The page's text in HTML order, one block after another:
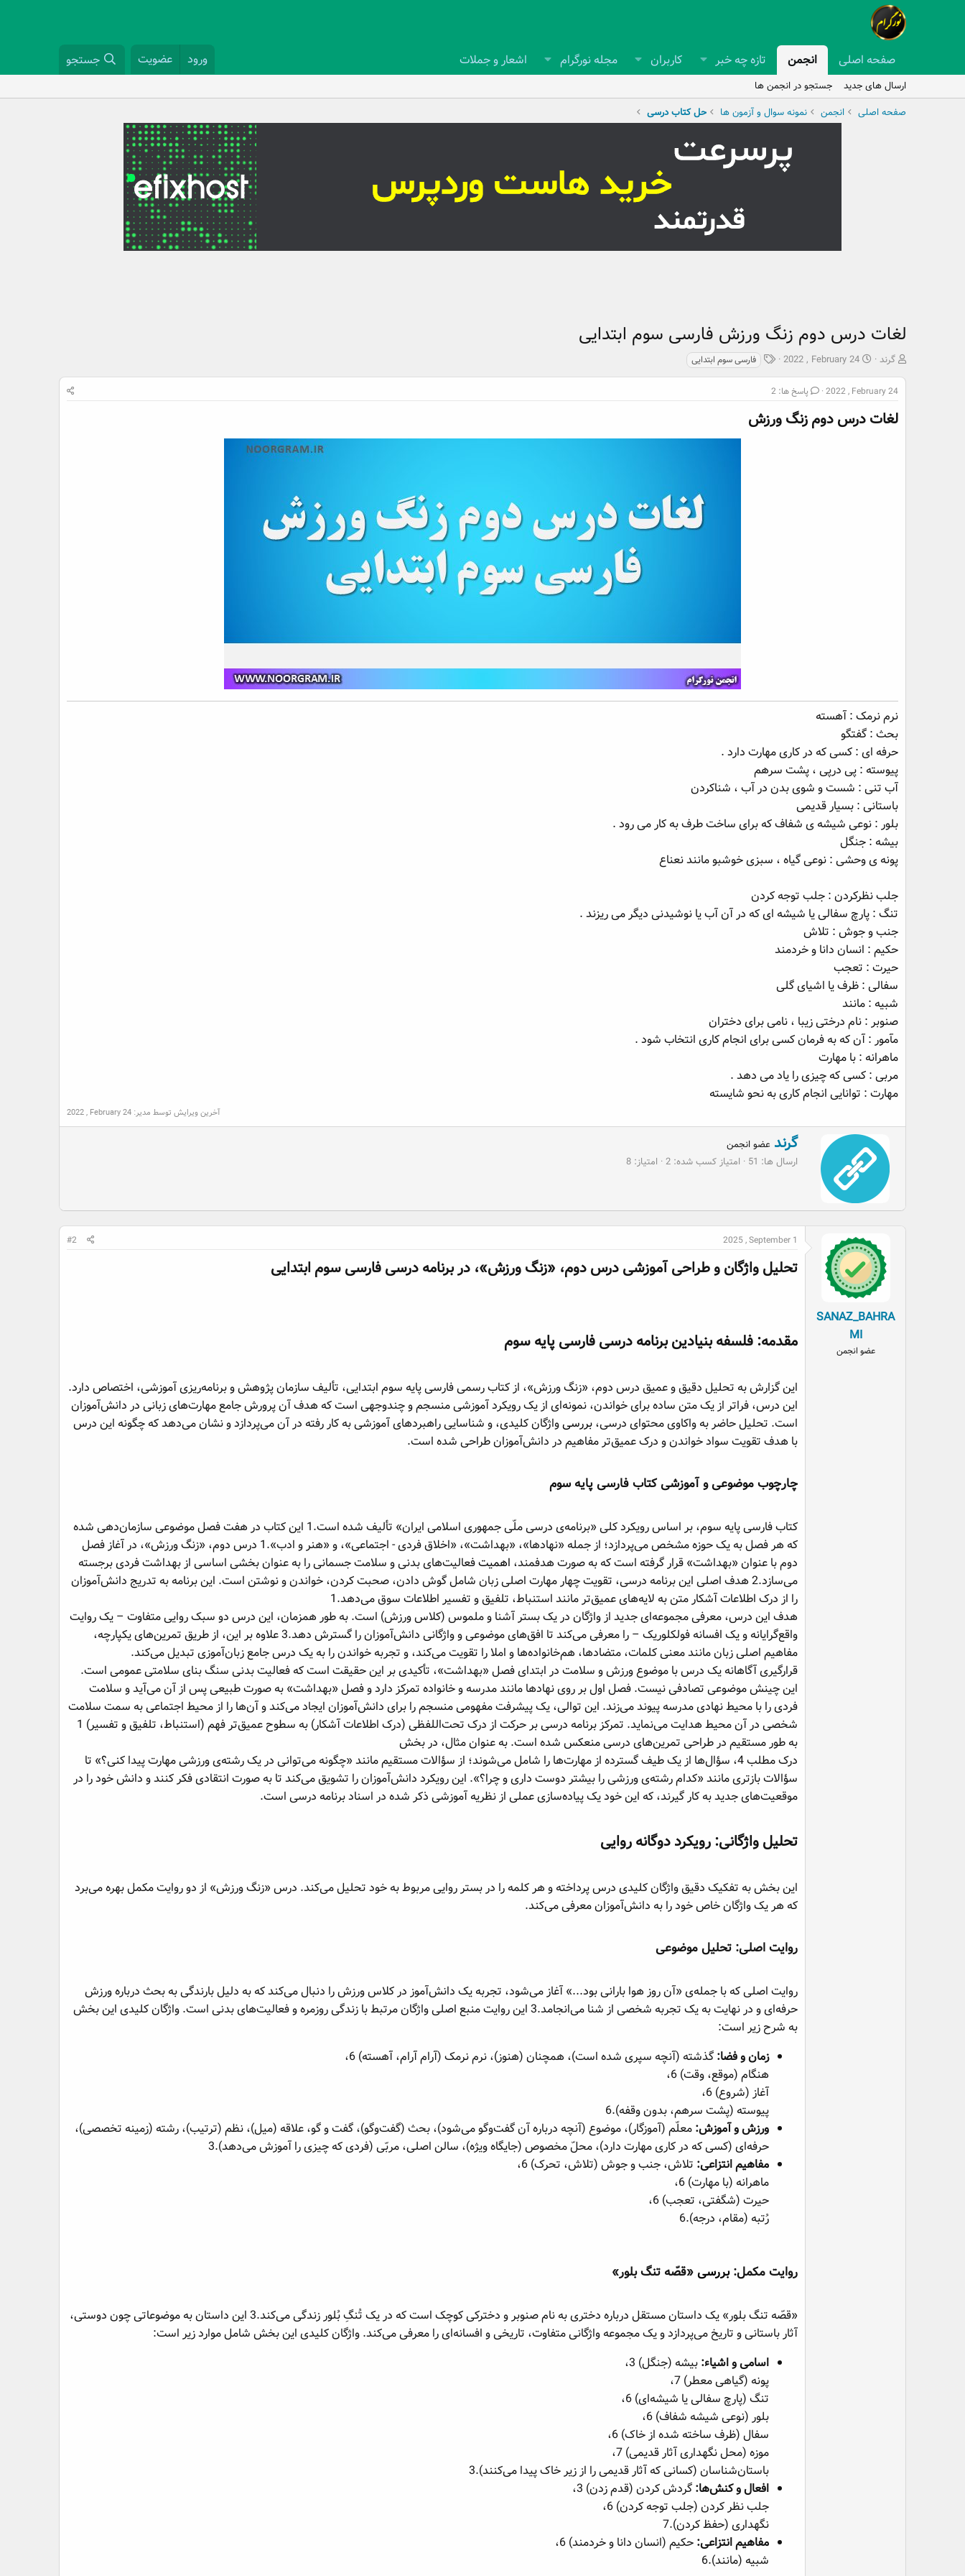
صفحه اصلی انجمن تازه چه خبر کاربران مجله نورگرام اشعار و جملات ورود عضویت جستجو
ارسال های جدید
جستجو در انجمن ها
صفحه اصلی
انجمن نمونه سوال و آزمون ها حل کتاب درسی
لغات درس دوم زنگ ورزش فارسی سوم ابتدایی
ش
و
ک
گرند
ت
ر
خ
ش
2022 , February 24
ب
پ
ه
فارسی سوم ابتدایی
2022 , February 24 پاسخ ها: 2
لغات درس دوم زنگ ورزش​
نرم نرمک : آهسته
بحث : گفتگو
حرفه ای : کسی که در کاری مهارت دارد .
پیوسته : پی درپی ، پشت سرهم
آب تنی : شست و شوی بدن در آب ، شناکردن
باستانی : بسیار قدیمی
بلور : نوعی شیشه ی شفاف که برای ساخت طرف به کار می رود .
بیشه : جنگل
پونه ی وحشی : نوعی گیاه ، سبزی خوشبو مانند نعناع
جلب نظرکردن : جلب توجه کردن
تنگ : پارچ سفالی یا شیشه ای که در آن آب یا نوشیدنی دیگر می ریزند .
جنب و جوش : تلاش
حکیم : انسان دانا و خردمند
حیرت : تعجب
سفالی : ظرف یا اشیای گلی
شبیه : مانند
صنوبر : نام درختی زیبا ، نامی برای دختران
مآمور : آن که به فرمان کسی برای انجام کاری انتخاب شود .
ماهرانه : با مهارت
مربی : کسی که چیزی را یاد می دهد .
مهارت : توانایی انجام کاری به نحو شایسته
آخرین ویرایش توسط مدیر: 2022 , February 24
W
i
e
n
b
گرند عضو انجمن
ارسال ها 51 امتیاز کسب شده 2 امتیاز 8
SANAZ_BAHRA
MI
عضو انجمن
2025 , September 1
#2
تحلیل واژگان و طراحی آموزشی درس دوم، «زنگ ورزش»، در برنامه درسی فارسی سوم ابتدایی​
مقدمه: فلسفه بنیادین برنامه درسی فارسی پایه سوم​
این گزارش به تحلیل دقیق و عمیق درس دوم، «زنگ ورزش»، از کتاب رسمی فارسی پایه سوم ابتدایی، تألیف سازمان پژوهش و برنامه‌ریزی آموزشی، اختصاص دارد.
این درس، فراتر از یک متن ساده برای خواندن، نمونه‌ای از یک رویکرد آموزشی منسجم و چندوجهی است که هدف آن پرورش جامع مهارت‌های زبانی در دانش‌آموزان
است. تحلیل حاضر به واکاوی محتوای درسی، بررسیواژگان کلیدی، و شناسایی راهبردهای آموزشی به کار رفته در آن می‌پردازد و نشان می‌دهد که چگونه این درس
با هدف تقویت سواد خواندن و درک عمیق‌تر مفاهیم در دانش‌آموزان طراحی شده است.
چارچوب موضوعی و آموزشی کتاب فارسی پایه سوم​
کتاب فارسی پایه سوم، بر اساس رویکرد کلی «برنامه‌ی درسی ملّی جمهوری اسلامی ایران» تألیف شده است.1 این کتاب در هفت فصل موضوعی سازمان‌دهی شده
که هر فصل به یک حوزه مشخص می‌پردازد؛ از جمله «نهادها»، «بهداشت»، «اخلاق فردی - اجتماعی»، و «هنر و ادب».1 درس دوم، «زنگ ورزش»، در آغاز فصل
دوم با عنوان «بهداشت» قرار گرفته است که به صورت هدفمند، اهمیتفعالیت‌های بدنی و سلامت جسمانی را به عنوان بخشی اساسی از بهداشت فردی برجسته
می‌سازد.2 هدف اصلی این برنامه درسی، تقویت چهار مهارت اصلی زبان شامل گوش دادن، صحبت کردن، خواندن و نوشتن است. این برنامه به تدریج دانش‌آموزان
را از درک اطلاعات آشکار متن به لایه‌های عمیق‌تر مانند استنباط، تلفیق و تفسیر اطلاعات سوق می‌دهد.1
هدف این درس، معرفی مجموعه‌ای جدید از واژگان در یک بستر آشنا و ملموس (کلاس ورزش) است. به طور همزمان، این درس دو سبک روایی متفاوت – یک روایت
واقع‌گرایانه و یک افسانه فولکلوریک – را معرفی می‌کند تا افق‌های موضوعی و واژگانی دانش‌آموزان را گسترش دهد.3 علاوه بر این، از طریق تمرین‌های یکپارچه،
مفاهیم اصلی زبان مانند معنی کلمات، متضادها، هم‌خانواده‌ها و املا را تقویت می‌کند، و تجربه خواندن را به یک درس جامع زبان‌آموزی تبدیل می‌کند.
قرارگیری آگاهانه یک درس با موضوع ورزش و سلامت در ابتدای فصل «بهداشت»، تأکیدی بر این حقیقت است که فعالیت بدنی سنگ بنای سلامتی عمومی است.
این چینش موضوعی تصادفی نیست. فصل اول بر روی نهادها مانند مدرسه و خانواده تمرکز دارد و فصل «بهداشت» به صورت طبیعی پس از آن می‌آید و سلامت
فردی را با محیط نهادی مدرسه پیوند می‌زند. این توالی، یک پیشرفت مفهومی منسجم را برای دانش‌آموزان ایجاد می‌کند و آن‌ها را از محیط اجتماعی به سمت سلامت
شخصی در آن محیط هدایت می‌نماید. تمرکز برنامه درسی بر حرکت از درک تحت‌اللفظی (درک اطلاعات آشکار) به سطوح عمیق‌تر فهم (استنباط، تلفیق و تفسیر) 1
به طور مستقیم در طراحی تمرین‌های درسی منعکس شده است. به عنوان مثال، در بخش
درک مطلب 4، سؤال‌ها از یک طیف گسترده از مهارت‌ها را شامل می‌شوند؛ از سؤالات مستقیم مانند «چگونه می‌توانی در یک رشته‌ی ورزشی مهارت پیدا کنی؟» تا
سؤالات بازتری مانند «کدام رشته‌ی ورزشی را بیشتر دوست داری و چرا؟». این رویکرد دانش‌آموزان را تشویق می‌کند تا به صورت انتقادی فکر کنند و دانش خود را در
موقعیت‌های جدید به کار گیرند، که این خود یک پیاده‌سازی عملی از نظریه آموزشی ذکر شده در اسناد برنامه درسی است.
تحلیل واژگانی: رویکرد دوگانه روایی​
این بخش به تفکیک دقیق واژگان کلیدی درس پرداخته و هر کلمه را در بستر روایی مربوط به خود تحلیل می‌کند. درس «زنگ ورزش» از دو روایت مکمل بهره می‌برد
که هر یک واژگان خاص خود را به دانش‌آموزان معرفی می‌کند.
روایت اصلی: تحلیل موضوعی​
روایت اصلی که با جمله‌ی «آن روز هوا بارانی بود...» آغاز می‌شود، تجربه یک دانش‌آموز در کلاس ورزش را دنبال می‌کند که به دلیل بارندگی به بحث درباره ورزش
حرفه‌ای و در نهایت به یک تجربه شخصی از شنا می‌انجامد.3 این روایت منبع اصلی واژگان مرتبط با زندگی روزمره و فعالیت‌های بدنی است. واژگان کلیدی این بخش
به شرح زیر است:
زمان و فضا: گذشته (آنچه سپری شده است)، همچنان (هنوز)، نرم نرمک (آرام آرام، آهسته) 6،
هنگام (موقع، وقت) 6،
آغاز (شروع) 6،
پیوسته (پشت سرهم، بدون وقفه).6
ورزش و آموزش: معلّم (آموزگار)، موضوع (آنچه درباره آن گفت‌وگو می‌شود)، بحث (گفت‌وگو)، گفت و گو، علاقه (میل)، نظم (ترتیب)، رشته (زمینه تخصصی)،
حرفه‌ای (کسی که در کاری مهارت دارد)، محلّ مخصوص (جایگاه ویژه)، سالن اصلی، مربّی (فردی که چیزی را آموزش می‌دهد).3
مفاهیم انتزاعی: تلاش، جنب و جوش (تلاش، تحرک) 6،
ماهرانه (با مهارت) 6،
حیرت (شگفتی، تعجب) 6،
رُتبه (مقام، درجه).6
روایت مکمل:بررسی«قصّه تنگ بلور»​
«قصّه تنگ بلور» یک داستان مستقل درباره دختری به نام صنوبر و دخترکی کوچک است که در یک تُنگِ بُلور زندگی می‌کند.3 این داستان به موضوعاتی چون دوستی،
آثار باستانی و تاریخ می‌پردازد و یک مجموعه واژگانی متفاوت، تاریخی و افسانه‌ای را معرفی می‌کند. واژگان کلیدی این بخش شامل موارد زیر است:
اسامی و اشیاء: بیشه (جنگل) 3،
پونه (گیاهی معطر) 7،
تنگ (پارچ سفالی یا شیشه‌ای) 6،
بلور (نوعی شیشه شفاف) 6،
سفال (ظرف ساخته شده از خاک) 6،
موزه (محل نگهداری آثار قدیمی) 7،
باستان‌شناسان (کسانی که آثار قدیمی را از زیر خاک پیدا می‌کنند).3
افعال و کنش‌ها: گردش کردن (قدم زدن) 3،
جلب نظر کردن (جلب توجه کردن) 6،
نگهداری (حفظ کردن).7
مفاهیم انتزاعی: حکیم (انسان دانا و خردمند) 6،
شبیه (مانند).6